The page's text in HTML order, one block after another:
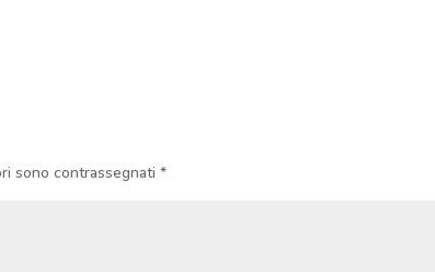
sono contrassegnati*